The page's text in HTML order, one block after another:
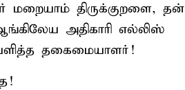
மறையாம் திருக்குறளை, தன்
ஆங்கிலேய அதிகாரி எல்லிஸ்
தகைமையாளர்!